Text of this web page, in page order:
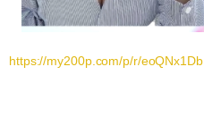
https://my200p.com/p/r/eoQNx1Db